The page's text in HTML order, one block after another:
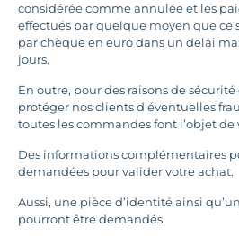
considérée comme annulée et les
effectués par quelque moyen que ce
par chèque en euro dans un délai
jours.
En outre, pour des raisons de
protéger nos clients d’éventuelles
toutes les commandes font l’objet de
Des informations complémentaires
demandées pour valider votre achat.
Aussi, une pièce d’identité ainsi
pourront être demandés.